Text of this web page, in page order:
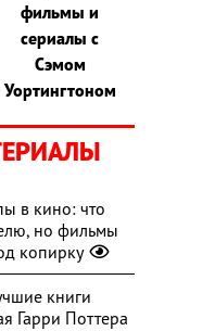
фильмы и
сериалы с
Сэмом
Уортингтоном
в кино: что
но фильмы
копирку
книги
Гарри Поттера